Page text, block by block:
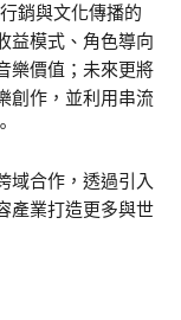
銷與文化傳播的
益模式、角色導向
樂價值；未來更將
創作，並利用串流
域合作，透過引入
產業打造更多與世